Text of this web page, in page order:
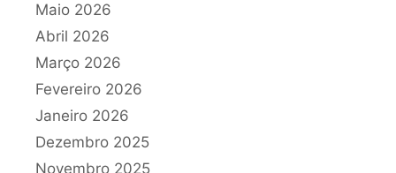
Maio 2026
Abril 2026
Março 2026
Fevereiro 2026
Janeiro 2026
Dezembro 2025
Novembro 2025